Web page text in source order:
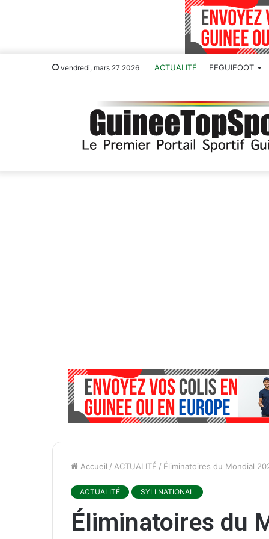
vendredi, mars 27 2026 ACTUALITÉ FEGUIFOOT
Accueil / ACTUALITÉ / Éliminatoires du Mondial
ACTUALITÉ SYLI NATIONAL
Éliminatoires du